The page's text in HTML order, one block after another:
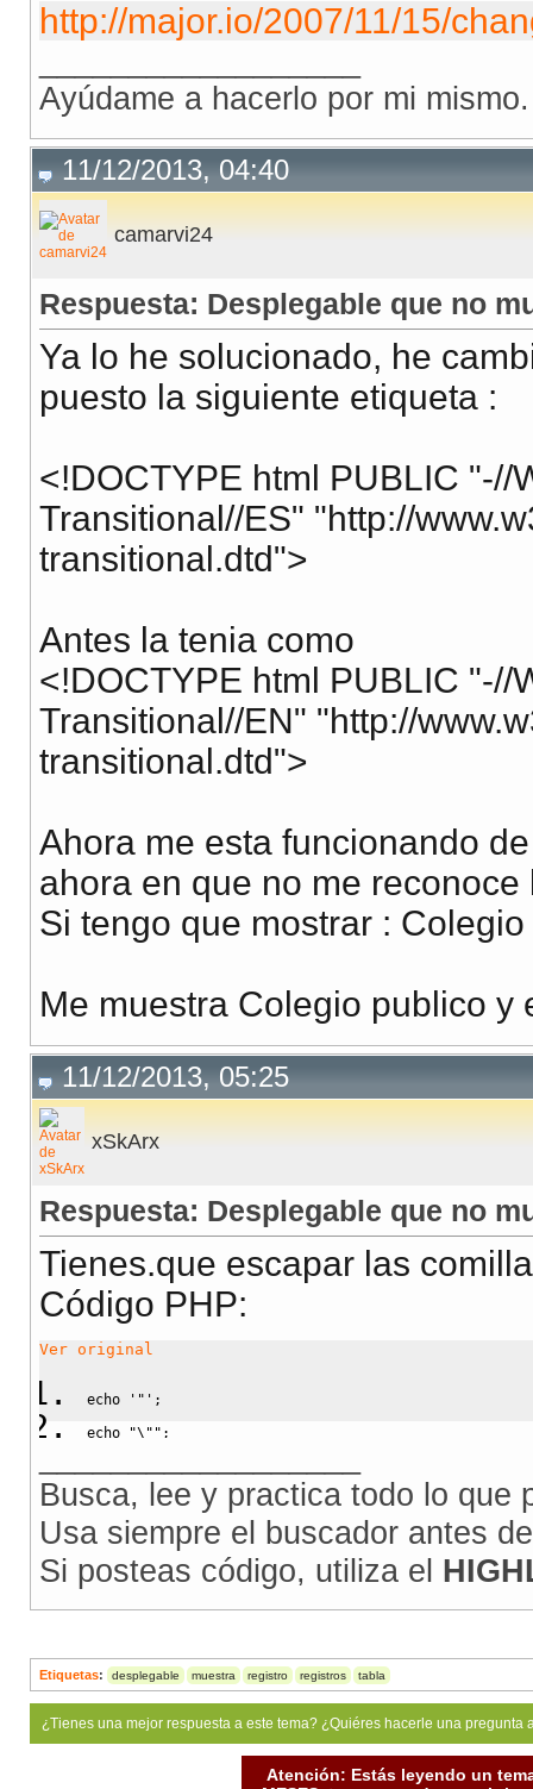
http://major.io/2007/11/15/
Ayúdame a hacerlo por mi mismo.
11/12/2013, 04:40
camarvi24
Respuesta: Desplegable que no
Ya lo he solucionado, he
puesto la siguiente etiqueta :
<!DOCTYPE html PUBLIC "-//
Transitional//ES" "http://
transitional.dtd">
Antes la tenia como
<!DOCTYPE html PUBLIC "-//
Transitional//EN" "http://
transitional.dtd">
Ahora me esta funcionando
ahora en que no me reconoce
Si tengo que mostrar :
Me muestra Colegio publico
11/12/2013, 05:25
xSkArx
Respuesta: Desplegable que no
Tienes.que escapar las
Código PHP:
Ver original
echo '"' ;
echo
"\" " ;
Busca, lee y practica todo lo que
Usa siempre el buscador antes
Si posteas código, utiliza el
Etiquetas: desplegable muestra registro registros tabla
¿Tienes una mejor respuesta a este tema? ¿Quiéres hacerle una
Atención: Estás leyendo un